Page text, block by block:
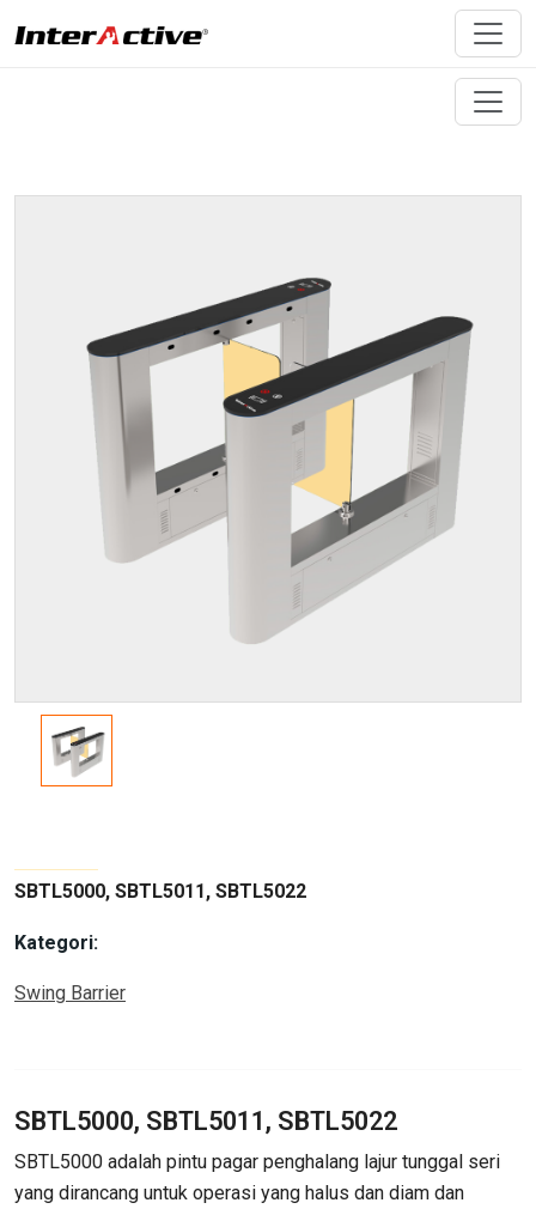
SBTL5000, SBTL5011, SBTL5022
Kategori:
Swing Barrier
SBTL5000, SBTL5011, SBTL5022
SBTL5000 adalah pintu pagar penghalang lajur tunggal seri
yang dirancang untuk operasi yang halus dan diam dan